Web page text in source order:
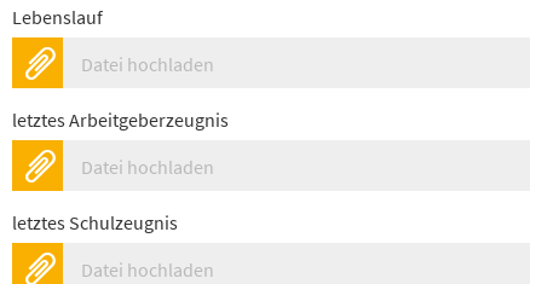
Lebenslauf
Datei hochladen
letztes Arbeitgeberzeugnis
Datei hochladen
letztes Schulzeugnis
Datei hochladen